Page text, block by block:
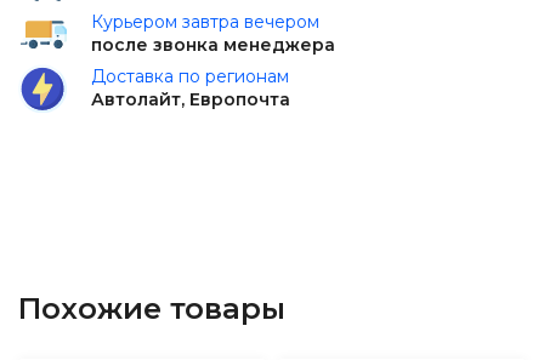
Курьером завтра вечером
после звонка менеджера
Доставка по регионам
Автолайт, Европочта
Похожие товары